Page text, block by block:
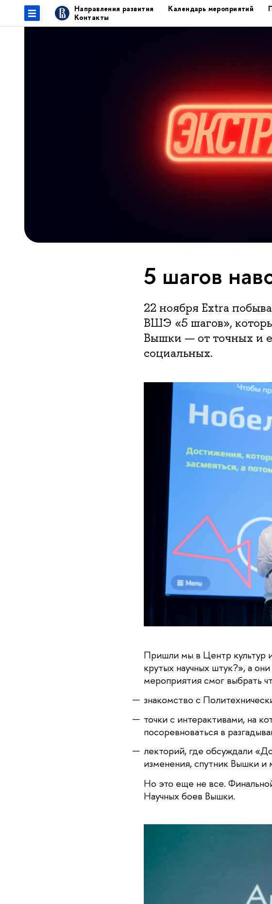
Направления развития Календарь мероприятий
Контакты
5 шагов
22 ноября Extra
ВШЭ «5 шагов»,
Вышки — от точных и
социальных.
Пришли мы в Центр культур
крутых научных штук?», а
мероприятия смог выбрать
знакомство с
точки с интерактивами, на
посоревноваться в
лекторий, где обсуждали
изменения, спутник Вышки и
Но это еще не все.
Научных боев Вышки.